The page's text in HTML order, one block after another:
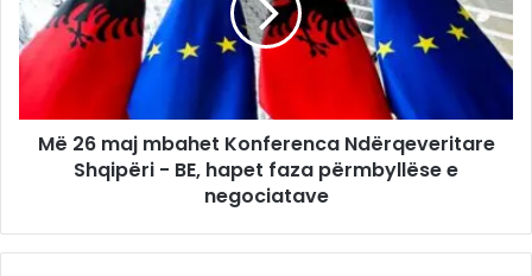
Më 26 maj mbahet Konferenca Ndërqeveritare
Shqipëri - BE, hapet faza përmbyllëse e
negociatave